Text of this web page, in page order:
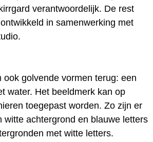
verantwoordelijk. De rest
in samenwerking met
ook golvende vormen terug: een
water. Het beeldmerk kan op
toegepast worden. Zo zijn er
witte achtergrond en blauwe letters
met witte letters.